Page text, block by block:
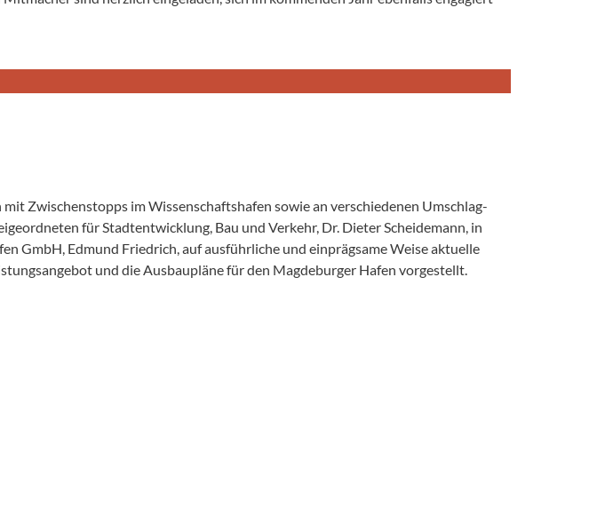
Zwischenstopps im Wissenschafts­hafen sowie an verschiedenen Umschlag­
für Stadtentwicklung, Bau und Verkehr, Dr. Dieter Scheidemann, in
GmbH, Edmund Friedrich, auf ausführliche und einprägsame Weise aktuelle
und die Ausbaupläne für den Magdeburger Hafen vorgestellt.